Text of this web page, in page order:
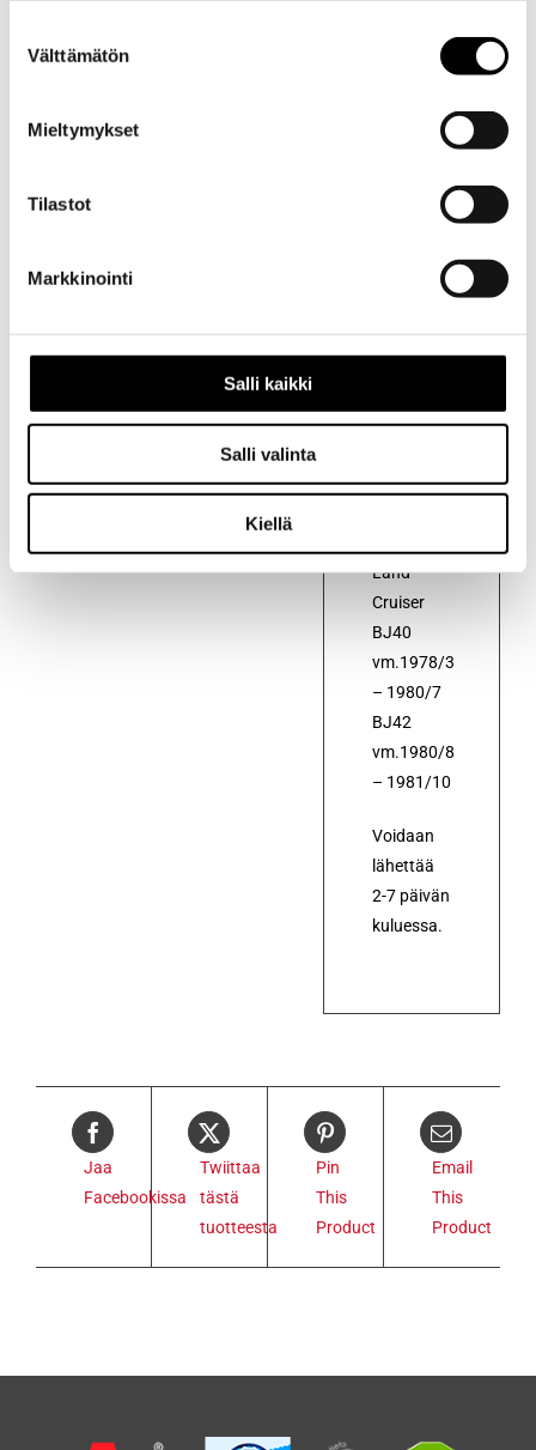
valinta
Välttämätön
Mieltymykset
Tilastot
Markkinointi
Salli kaikki
Salli valinta
Kiellä
Kuvaus
kytkimen
korjaussarja
Land
Cruiser
BJ40
vm.1978/3
– 1980/7
BJ42
vm.1980/8
– 1981/10
Voidaan
lähettää
2-7 päivän
kuluessa.
Jaa
Facebookissa
Twiittaa
tästä
tuotteesta
Pin
This
Product
Email
This
Product